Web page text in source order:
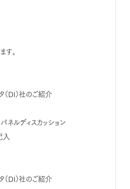
す。
（DI）社のご紹介
ネルディスカッション
（DI）社のご紹介